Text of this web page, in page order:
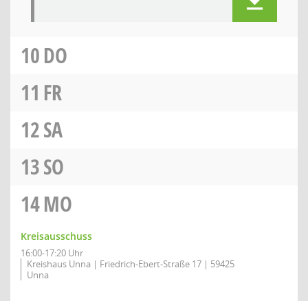
10DO
11 FR
12SA
13SO
14MO
Kreisausschuss
16:00-17:20 Uhr
Kreishaus Unna | Friedrich-Ebert-Straße 17 | 59425
Unna